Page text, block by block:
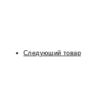
Следующий товар